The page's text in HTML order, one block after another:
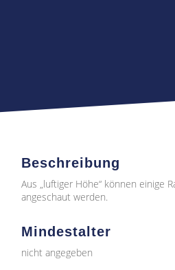
Beschreibung
Aus „luftiger Höhe“ können einige
angeschaut werden.
Mindestalter
nicht angegeben